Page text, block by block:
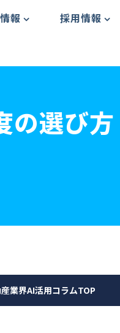
報 採用情報
の選び
業界AI活用コラムTOP